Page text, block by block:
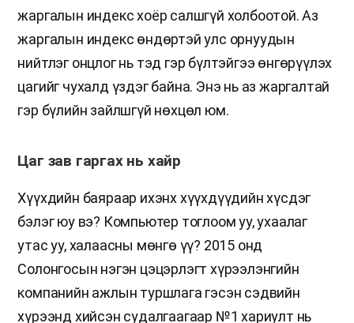
жаргалын индекс хоёр салшгүй холбоотой. Аз
жаргалын индекс өндөртэй улс орнуудын
нийтлэг онцлог нь тэд гэр бүлтэйгээ өнгөрүүлэх
цагийг чухалд үздэг байна. Энэ нь аз жаргалтай
гэр бүлийн зайлшгүй нөхцөл юм.
Цаг зав гаргах нь хайр
Хүүхдийн баяраар ихэнх хүүхдүүдийн хүсдэг
бэлэг юу вэ? Компьютер тоглоом уу, ухаалаг
утас уу, халаасны мөнгө үү? 2015 онд
Солонгосын нэгэн цэцэрлэгт хүрээлэнгийн
компанийн ажлын туршлага гэсэн сэдвийн
хүрээнд хийсэн судалгаагаар №1 хариулт нь